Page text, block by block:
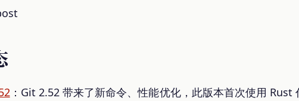
：Git 2.52 带来了新命令、性能优化，此版本首次使用 Rust